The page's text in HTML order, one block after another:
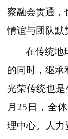
察融会贯通，
情谊与团队默
在传统地
的同时，继承
光荣传统也
月25日，全
理中心。人力